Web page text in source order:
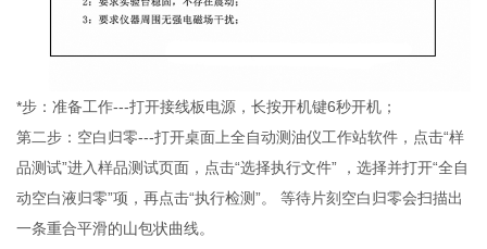
*步：准备工作---打开接线板电源，长按开机键6秒开机；
第二步：空白归零---打开桌面上全自动测油仪工作站软件，点击“样
品测试”进入样品测试页面，点击“选择执行文件” ，选择并打开“全自
动空白液归零”项，再点击“执行检测”。 等待片刻空白归零会扫描出
一条重合平滑的山包状曲线。